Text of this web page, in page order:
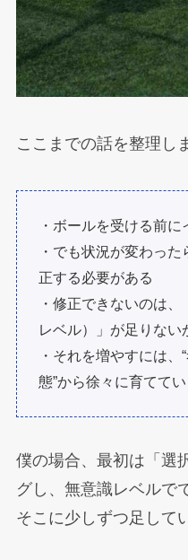
ここまでの話を整理し
・ボールを受ける前
・でも状況が変わっ
正する必要がある
・修正できないのは
レベル）」が足りない
・それを増やすには
態”から徐々に育ててい
僕の場合、最初は「選
グし、無意識レベルで
そこに少しずつ足して